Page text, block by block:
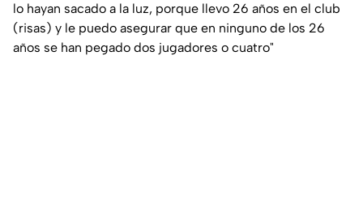
lo hayan sacado a la luz, porque llevo 26 años en el club
(risas) y le puedo asegurar que en ninguno de los 26
años se han pegado dos jugadores o cuatro"